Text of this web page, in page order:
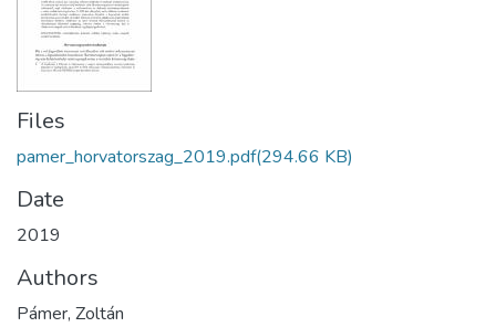
Files
pamer_horvatorszag_2019.pdf(294.66 KB)
Date
2019
Authors
Pámer, Zoltán